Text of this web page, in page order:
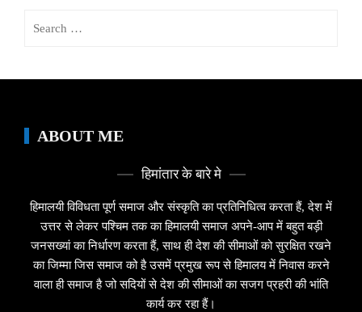
ABOUT ME
हिमांतार के बारे मे
हिमालयी विविधता पूर्ण समाज और संस्कृति का प्रतिनिधित्व करता हैं, देश में
उत्तर से लेकर पश्चिम तक का हिमालयी समाज अपने-आप में बहुत बड़ी
जनसख्यां का निर्धारण करता हैं, साथ ही देश की सीमाओं को सुरक्षित रखने
का जिम्मा जिस समाज को है उसमें प्रमुख रूप से हिमालय में निवास करने
वाला ही समाज है जो सदियों से देश की सीमाओं का सजग प्रहरी की भांति
कार्य कर रहा हैं।